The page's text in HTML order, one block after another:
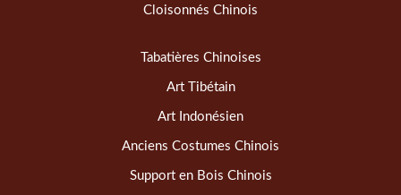
Cloisonnés Chinois
Tabatières Chinoises
Art Tibétain
Art Indonésien
Anciens Costumes Chinois
Support en Bois Chinois